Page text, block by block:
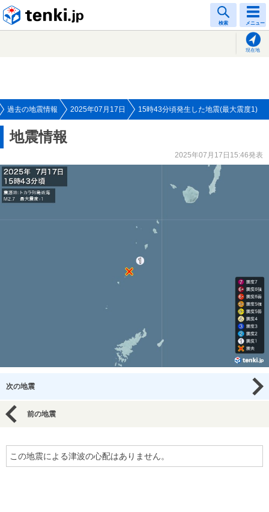
検索 メニュー
現在地
過去の地震情報 2025年07月17日 15時43分頃発生した地震(最大震度1)
地震情報
2025年07月17日15:46発表
次の地震
前の地震
この地震による津波の心配はありません。